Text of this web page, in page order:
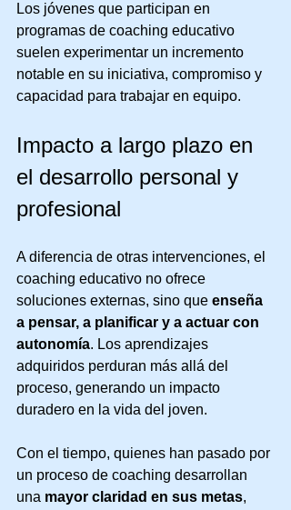
Los jóvenes que participan en
programas de coaching educativo
suelen experimentar un incremento
notable en su iniciativa, compromiso y
capacidad para trabajar en equipo.
Impacto a largo plazo en
el desarrollo personal y
profesional
A diferencia de otras intervenciones, el
coaching educativo no ofrece
soluciones externas, sino que enseña
a pensar, a planificar y a actuar con
autonomía. Los aprendizajes
adquiridos perduran más allá del
proceso, generando un impacto
duradero en la vida del joven.
Con el tiempo, quienes han pasado por
un proceso de coaching desarrollan
una mayor claridad en sus metas,